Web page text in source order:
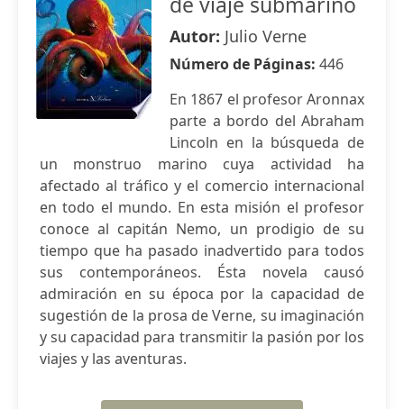
Autor: Julio Verne
Número de Páginas: 446
En 1867 el profesor Aronnax
parte a bordo del Abraham
Lincoln en la búsqueda de
un monstruo marino cuya actividad ha
afectado al tráfico y el comercio internacional
en todo el mundo. En esta misión el profesor
conoce al capitán Nemo, un prodigio de su
tiempo que ha pasado inadvertido para todos
sus contemporáneos. Ésta novela causó
admiración en su época por la capacidad de
sugestión de la prosa de Verne, su imaginación
y su capacidad para transmitir la pasión por los
viajes y las aventuras.